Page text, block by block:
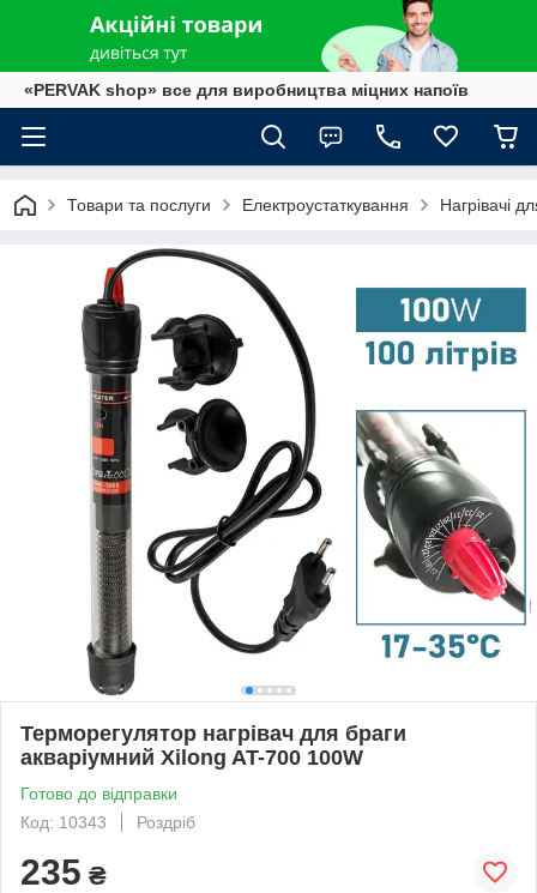
«PERVAK shop» все для виробництва міцних напоїв
Товари та послуги Електроустаткування Нагрівачі
Терморегулятор нагрівач для браги
акваріумний Xilong AT-700 100W
Готово до відправки
Код: 10343
Роздріб
235 ₴